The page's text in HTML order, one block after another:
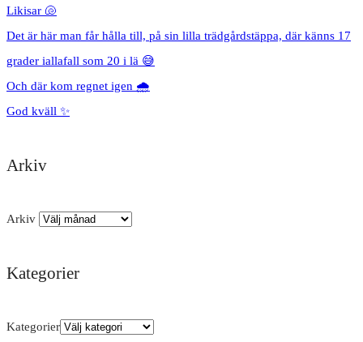
Likisar 🐚
Det är här man får hålla till, på sin lilla trädgårdstäppa, där känns 17
grader iallafall som 20 i lä 😅
Och där kom regnet igen 🌧️
God kväll ✨
Arkiv
Arkiv
Kategorier
Kategorier